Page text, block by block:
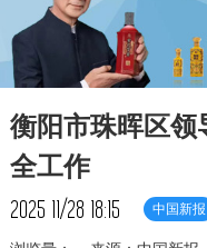
衡阳市珠晖区
全工作
2025 11/28 18:15 中国新报